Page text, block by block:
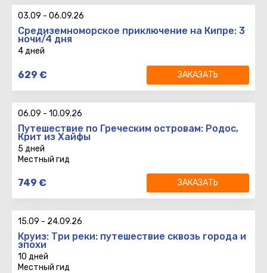
03.09 - 06.09.26
Средиземноморское приключение на Кипре: 3
ночи/4 дня
4 дней
Выплывает
Даты тура
3 ночей
629 € ЗАКАЗАТЬ
06.09 - 10.09.26
Путешествие по Греческим островам: Родос,
Крит из Хайфы
5 дней
Местный гид
Выплывает
Даты тура
4 ночей
749 € ЗАКАЗАТЬ
15.09 - 24.09.26
Круиз: Три реки: путешествие сквозь города и
эпохи
10 дней
Местный гид